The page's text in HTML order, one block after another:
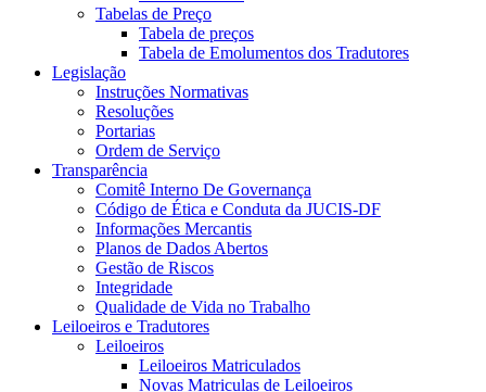
Tabelas de Preço
Tabela de preços
Tabela de Emolumentos dos Tradutores
Legislação
Instruções Normativas
Resoluções
Portarias
Ordem de Serviço
Transparência
Comitê Interno De Governança
Código de Ética e Conduta da JUCIS-DF
Informações Mercantis
Planos de Dados Abertos
Gestão de Riscos
Integridade
Qualidade de Vida no Trabalho
Leiloeiros e Tradutores
Leiloeiros
Leiloeiros Matriculados
Novas Matriculas de Leiloeiros